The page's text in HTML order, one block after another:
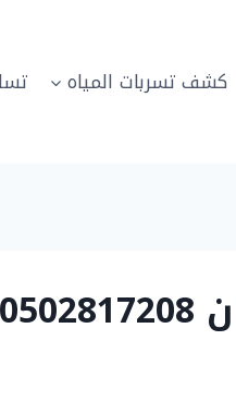
كشف تسربات المياه